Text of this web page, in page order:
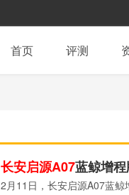
首页 评测
长安启源A07蓝鲸增程
2月11日，长安启源A07蓝